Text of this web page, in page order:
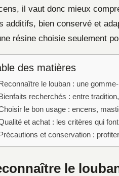
il vaut donc mieux
additifs, bien conservé et
résine choisie seulement
des matières
le louban : une
recherchés : entre
le bon usage : encens,
et achat : les critères qui
et conservation :
le